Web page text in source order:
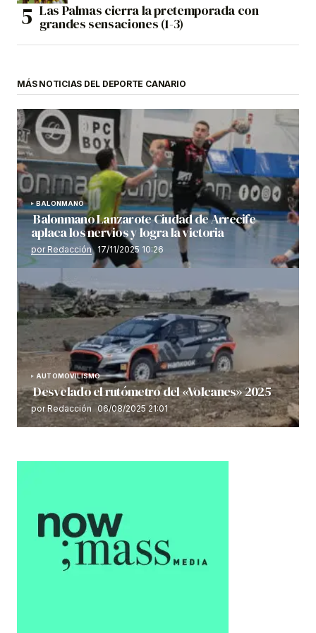
Las Palmas cierra la pretemporada con
grandes sensaciones (1-3)
MÁS NOTICIAS DEL DEPORTE CANARIO
BALONMANO
Balonmano Lanzarote Ciudad de Arrecife
aplaca los nervios y logra la victoria
por Redacción 17/11/2025 10:26
AUTOMOVILISMO
Desvelado el rutómetro del «Volcanes» 2025
por Redacción 06/08/2025 21:01